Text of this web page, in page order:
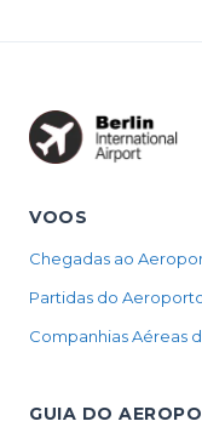
VOOS
Chegadas ao
Partidas do
Companhias Aéreas
GUIA DO